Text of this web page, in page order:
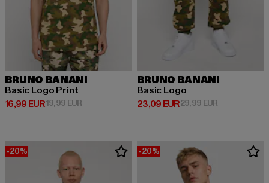
BRUNO BANANI
Basic Logo Print
16,99 EUR
Prix courant: 16,99 EUR
19,99 EURPrix en promotion: 19,99 EUR
BRUNO BANANI
Basic Logo
23,09 EUR
Prix courant: 23,09 EUR
29,99 EURPrix en
-20% -20%